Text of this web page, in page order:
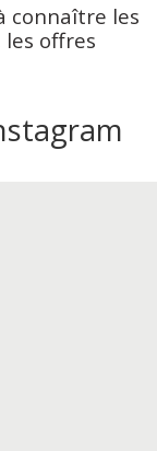
connaître les
les offres